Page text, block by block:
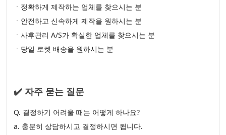
ㆍ정확하게 제작하는 업체를 찾으시는 분
ㆍ안전하고 신속하게 제작을 원하시는 분
ㆍ사후관리 A/S가 확실한 업체를 찾으시는 분
ㆍ당일 로켓 배송을 원하시는 분
✔️ 자주 묻는 질문
Q. 결정하기 어려울 때는 어떻게 하나요?
a. 충분히 상담하시고 결정하시면 됩니다.